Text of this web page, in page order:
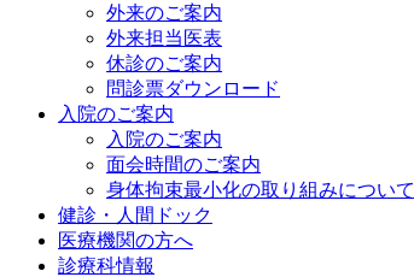
外来のご案内
外来担当医表
休診のご案内
問診票ダウンロード
入院のご案内
入院のご案内
面会時間のご案内
身体拘束最小化の取り組みについて
健診・人間ドック
医療機関の方へ
診療科情報